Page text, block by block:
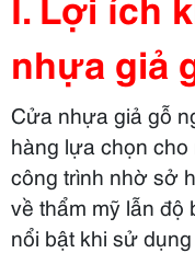
nhựa giả
Cửa nhựa giả gỗ
hàng lựa chọn
công trình nhờ sở
về thẩm mỹ lẫn
nổi bật khi sử